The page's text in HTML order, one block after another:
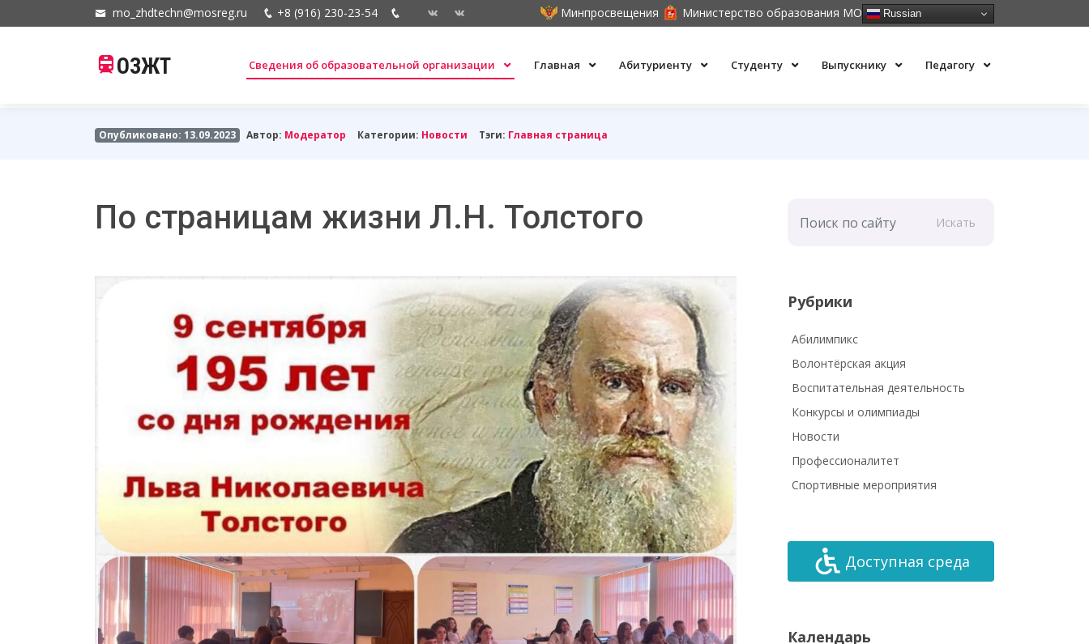
mo_zhdtechn@mosreg.ru +8 (916) 230-23-54 Минпросвещения Министерство образования МО Russian
ОЗЖТ Сведения об образовательной организации Главная Абитуриенту Студенту Выпускнику Педагогу
Опубликовано: 13.09.2023 Автор: Модератор Категории: Новости Тэги: Главная страница
По страницам жизни Л.Н. Толстого Искать
Рубрики
Абилимпикс
Волонтёрская акция
Воспитательная деятельность
Конкурсы и олимпиады
Новости
Профессионалитет
Спортивные мероприятия
Доступная среда
Календарь